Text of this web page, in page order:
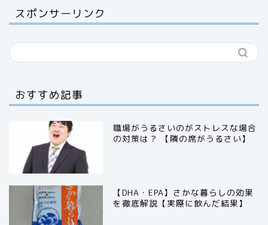
スポンサーリンク
おすすめ記事
職場がうるさいのがストレスな場合
の対策は？ 【隣の席がうるさい】
【DHA・EPA】さかな暮らしの効果
を徹底解説【実際に飲んだ結果】